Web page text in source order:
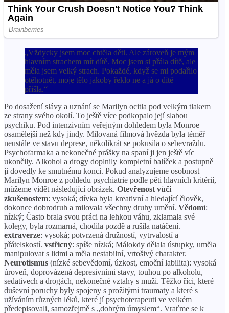
„Vždycky jsem moc chtěla děti. Ale zároveň je mým
hlavním strachem mít dítě. Moc jsem si přála dítě, ale
měla jsem velký strach. Pokaždé, když se mi podařilo
otěhotnět, moje tělo jakoby řeklo ne a já o dítě
přišla.“
Po dosažení slávy a uznání se Marilyn ocitla pod velkým tlakem
ze strany svého okolí. To ještě více podkopalo její slabou
psychiku. Pod intenzivním veřejným dohledem byla Monroe
osamělejší než kdy jindy. Milovaná filmová hvězda byla téměř
neustále ve stavu deprese, několikrát se pokusila o sebevraždu.
Psychofarmaka a nekonečné prášky na spaní ji jen ještě víc
ukončily. Alkohol a drogy doplnily kompletní balíček a postupně
ji dovedly ke smutnému konci. Pokud analyzujeme osobnost
Marilyn Monroe z pohledu psychiatrie podle pěti hlavních kritérií,
můžeme vidět následující obrázek. Otevřenost vůči
zkušenostem: vysoká; dívka byla kreativní a hledající člověk,
dokonce dobrodruh a milovala všechny druhy umění. Vědomí:
nízký; Často brala svou práci na lehkou váhu, zklamala své
kolegy, byla rozmarná, chodila pozdě a rušila natáčení.
extraverze: vysoká; potvrzená družností, vytrvalostí a
přátelskostí. vstřícný: spíše nízká; Málokdy dělala ústupky, uměla
manipulovat s lidmi a měla nestabilní, vrtošivý charakter.
Neurotismus (nízké sebevědomí, úzkost, emoční labilita): vysoká
úroveň, doprovázená depresivními stavy, touhou po alkoholu,
sedativech a drogách, nekonečné vztahy s muži. Těžko říci, které
duševní poruchy byly spojeny s prožitými traumaty a které s
užíváním různých léků, které jí psychoterapeuti ve velkém
předepisovali, samozřejmě s „dobrým úmyslem“. Vraťme se k